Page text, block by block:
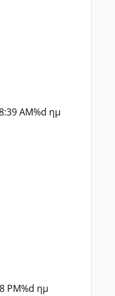
AM%d ημ
PM%d ημ